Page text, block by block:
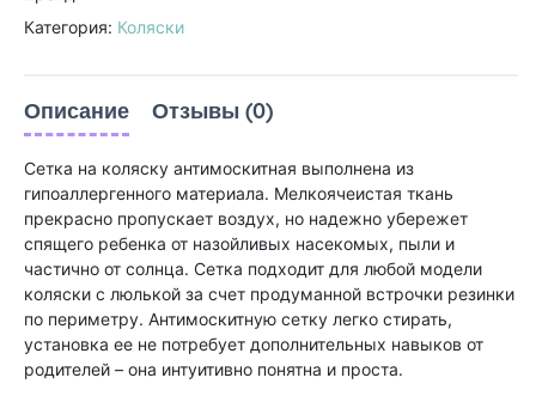
Категория: Коляски
Описание Отзывы (0)
Сетка на коляску антимоскитная выполнена из
гипоаллергенного материала. Мелкоячеистая ткань
прекрасно пропускает воздух, но надежно убережет
спящего ребенка от назойливых насекомых, пыли и
частично от солнца. Сетка подходит для любой модели
коляски с люлькой за счет продуманной встрочки резинки
по периметру. Антимоскитную сетку легко стирать,
установка ее не потребует дополнительных навыков от
родителей – она интуитивно понятна и проста.